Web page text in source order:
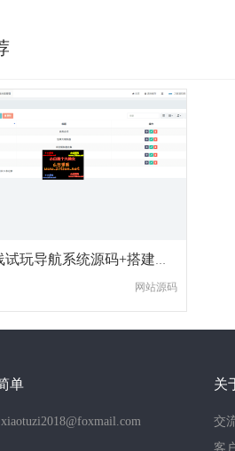
网站源码
单 关
交
客